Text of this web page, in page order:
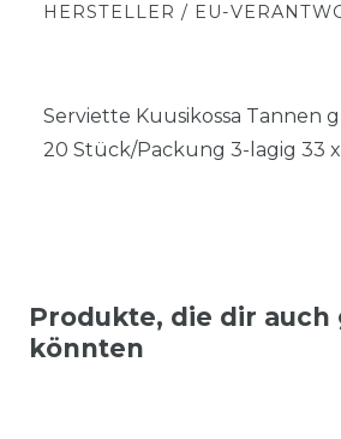
HERSTELLER / EU-
Serviette Kuusikossa Tannen
20 Stück/Packung 3-lagig 33
Produkte, die dir auch
könnten